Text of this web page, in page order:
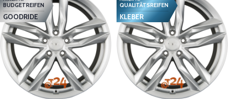
BUDGETREIFEN
GOODRIDE
QUALITÄTSREIFEN
KLEBER